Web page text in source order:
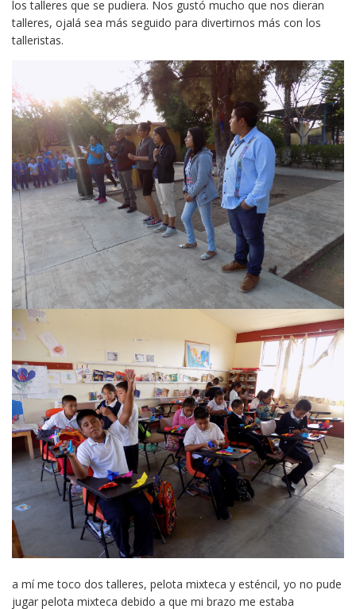
los talleres que se pudiera. Nos gustó mucho que nos dieran
talleres, ojalá sea más seguido para divertirnos más con los
talleristas.
a mí me toco dos talleres, pelota mixteca y esténcil, yo no pude
jugar pelota mixteca debido a que mi brazo me estaba